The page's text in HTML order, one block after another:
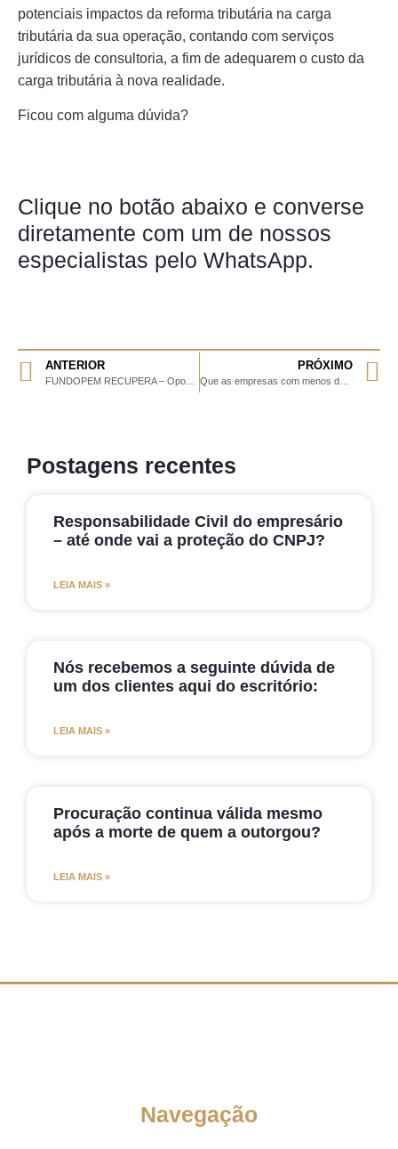
potenciais impactos da reforma tributária na carga
tributária da sua operação, contando com serviços
jurídicos de consultoria, a fim de adequarem o custo da
carga tributária à nova realidade.
Ficou com alguma dúvida?
Clique no botão abaixo e converse
diretamente com um de nossos
especialistas pelo WhatsApp.
ANTERIOR PRÓXIMO
Que as empresas com menos de 20 empregados não são obrigadas a constituir a CIPAA (Comissão Interna de Prevenção de Acidentes e Assédio) todos sabem.
Postagens recentes
Responsabilidade Civil do empresário
– até onde vai a proteção do CNPJ?
LEIA MAIS »
Nós recebemos a seguinte dúvida de
um dos clientes aqui do escritório:
LEIA MAIS »
Procuração continua válida mesmo
após a morte de quem a outorgou?
LEIA MAIS »
Navegação